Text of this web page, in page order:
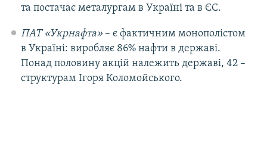
та постачає металургам в Україні та в ЄС.
ПАТ «Укрнафта»– є фактичним монополістом
в Україні: виробляє 86% нафти в державі.
Понад половину акцій належить державі, 42 –
структурам Ігоря Коломойського.